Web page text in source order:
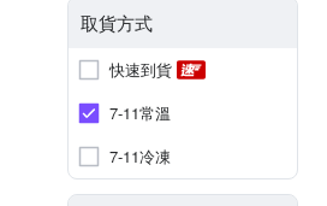
取貨方式
快速到貨
7-11常溫
7-11冷凍